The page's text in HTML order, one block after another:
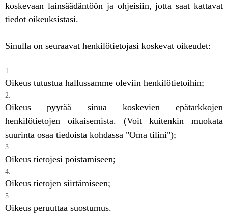
koskevaan lainsäädäntöön ja ohjeisiin, jotta saat kattavat
tiedot oikeuksistasi.
Sinulla on seuraavat henkilötietojasi koskevat oikeudet:
Oikeus tutustua hallussamme oleviin henkilötietoihin;
Oikeus pyytää sinua koskevien epätarkkojen
henkilötietojen oikaisemista. (Voit kuitenkin muokata
suurinta osaa tiedoista kohdassa "Oma tilini");
Oikeus tietojesi poistamiseen;
Oikeus tietojen siirtämiseen;
Oikeus peruuttaa suostumus.